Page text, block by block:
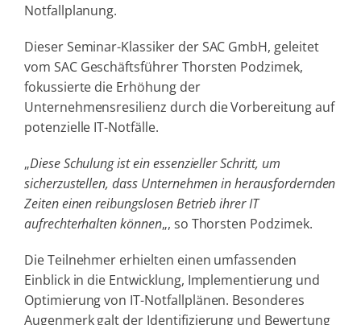
Notfallplanung.
Dieser Seminar-Klassiker der SAC GmbH, geleitet
vom SAC Geschäftsführer Thorsten Podzimek,
fokussierte die Erhöhung der
Unternehmensresilienz durch die Vorbereitung auf
potenzielle IT-Notfälle.
„Diese Schulung ist ein essenzieller Schritt, um
sicherzustellen, dass Unternehmen in herausfordernden
Zeiten einen reibungslosen Betrieb ihrer IT
aufrechterhalten können„, so Thorsten Podzimek.
Die Teilnehmer erhielten einen umfassenden
Einblick in die Entwicklung, Implementierung und
Optimierung von IT-Notfallplänen. Besonderes
Augenmerk galt der Identifizierung und Bewertung